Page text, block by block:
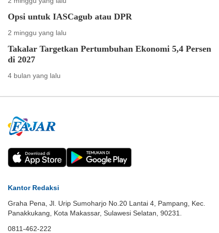
Opsi untuk IASCagub atau DPR
2 minggu yang lalu
Takalar Targetkan Pertumbuhan Ekonomi 5,4 Persen
di 2027
4 bulan yang lalu
Kantor Redaksi
Graha Pena, Jl. Urip Sumoharjo No.20 Lantai 4, Pampang, Kec.
Panakkukang, Kota Makassar, Sulawesi Selatan, 90231.
0811-462-222